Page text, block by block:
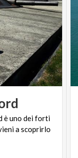
è uno dei forti
a scoprirlo